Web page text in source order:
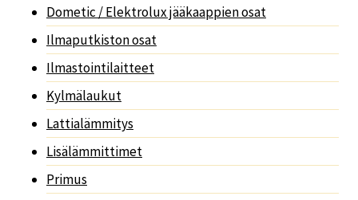
Dometic / Elektrolux jääkaappien osat
Ilmaputkiston osat
Ilmastointilaitteet
Kylmälaukut
Lattialämmitys
Lisälämmittimet
Primus